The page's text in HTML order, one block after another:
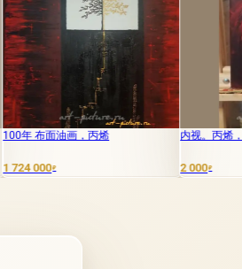
画，丙烯 内视。丙烯，画布